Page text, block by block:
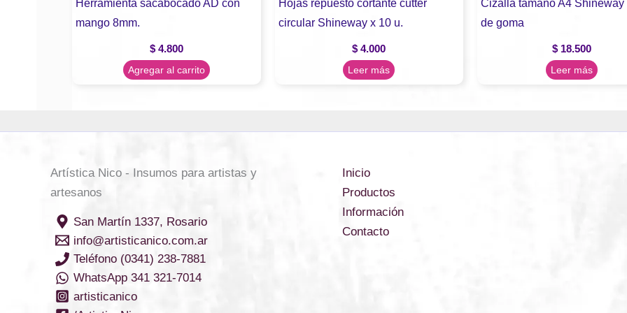
mango 8mm.
$4.800
Agregar al carrito
circular Shineway x 10 u.
$ 4.000
Leer más
de goma
$18.500
Leer más
Artística Nico - Insumos para artistas y
artesanos
San Martín 1337, Rosario
info@artisticanico.com.ar
Teléfono (0341) 238-7881
WhatsApp 341 321-7014
artisticanico
Inicio
Productos
Información
Contacto